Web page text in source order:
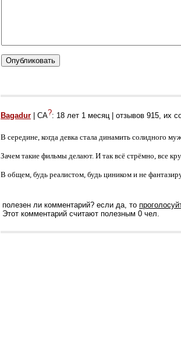
Bagadur | СА?: 18 лет 1 месяц| отзывов 915, их
В середине, когда девка стала динамить солидного
Зачем такие фильмы делают. И так всё стрёмно, все
В общем, будь реалистом, будь циником и не
полезен ли комментарий? если да, то
Этот комментарий считают полезным 0 чел.